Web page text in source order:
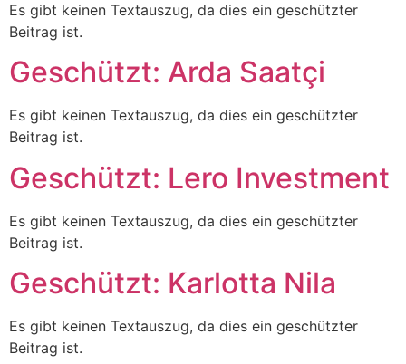
Es gibt keinen Textauszug, da dies ein geschützter
Beitrag ist.
Geschützt: Arda Saatçi
Es gibt keinen Textauszug, da dies ein geschützter
Beitrag ist.
Geschützt: Lero Investment
Es gibt keinen Textauszug, da dies ein geschützter
Beitrag ist.
Geschützt: Karlotta Nila
Es gibt keinen Textauszug, da dies ein geschützter
Beitrag ist.